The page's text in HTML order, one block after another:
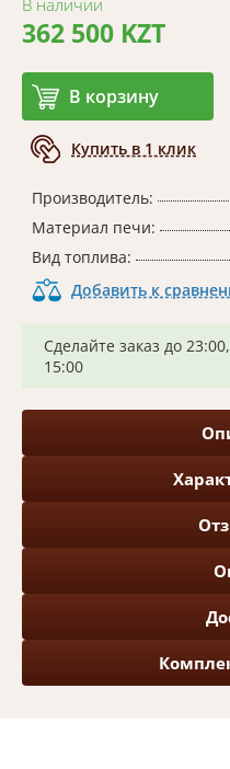
В наличии
362 500 KZT
В корзину
Купить в 1 клик
Производитель:
Материал печи:
Вид топлива:
Добавить к
Сделайте заказ до
15:00